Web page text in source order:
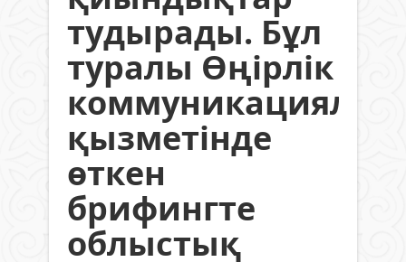
тудырады. Бұл
туралы Өңірлік
коммуникациялар
қызметінде
өткен
брифингте
облыстық